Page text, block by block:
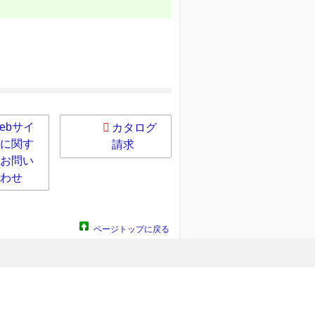
サイ
関す
問い
せ
カタログ
請求
ページトップに戻る